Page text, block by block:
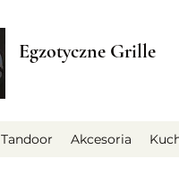
Egzotyczne Grille
Tandoor Akcesoria